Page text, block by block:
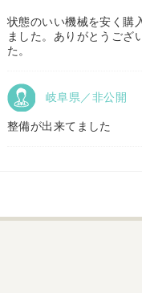
福島県／
状態のいい機械を安く購
ました。ありがとうござ
た。
岐阜県／非公開
整備が出来てました